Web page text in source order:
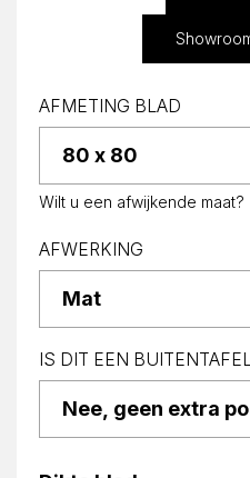
AFMETING BLAD
Wilt u een afwijkende maat?
AFWERKING
IS DIT EEN